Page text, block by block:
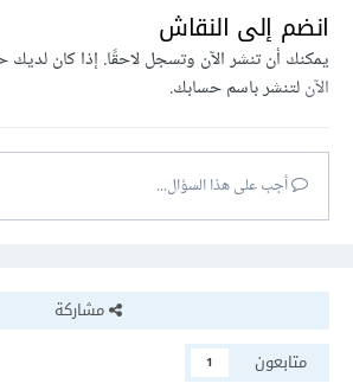
mathematical equation in the
same way.
انضم إلى النقاش
يمكنك أن تنشر الآن وتسجل لاحقًا. إذا كان
الآنلتنشر باسم حسابك.
أجب على هذا السؤال...
مشاركة
متابعون
1